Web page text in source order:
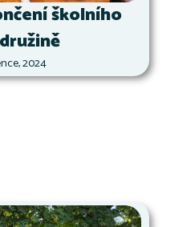
školního
2024